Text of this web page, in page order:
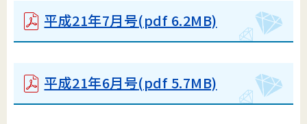
平成21年7月号(pdf 6.2MB)
平成21年6月号(pdf 5.7MB)